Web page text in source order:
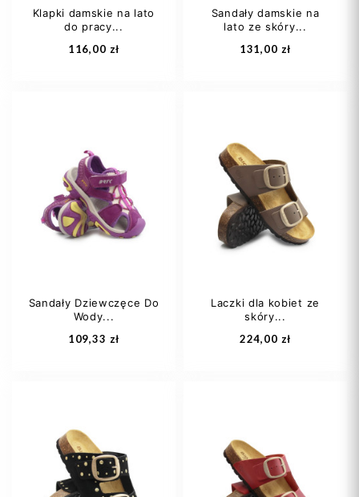
Dodaj do koszyka Dodaj do koszyka
Klapki damskie na lato
do pracy...
116,00 zł
37
39
40 +1
Dodaj do koszyka
Sandały damskie na
lato ze skóry...
131,00 zł
37
39
41
Dodaj do koszyka
Sandały Dziewczęce Do
Wody...
109,33 zł
33 36
Laczki dla kobiet ze
skóry...
224,00 zł
38